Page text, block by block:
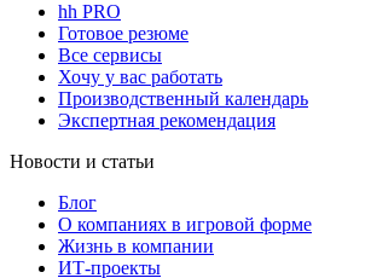
hh PRO
Готовое резюме
Все сервисы
Хочу у вас работать
Производственный календарь
Экспертная рекомендация
Новости и статьи
Блог
О компаниях в игровой форме
Жизнь в компании
ИТ-проекты